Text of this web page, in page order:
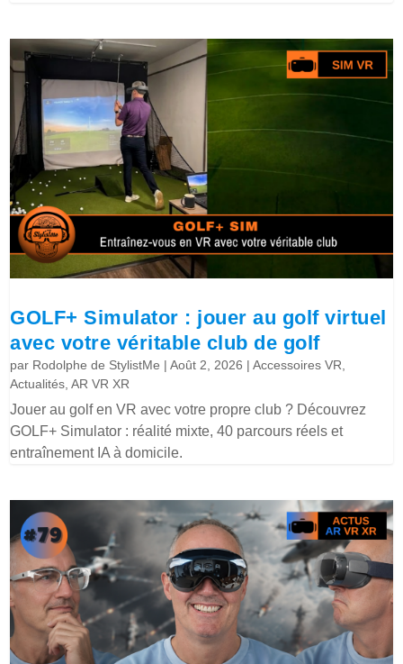
GOLF+ Simulator : jouer au golf virtuel
avec votre véritable club de golf
par Rodolphe de StylistMe |Août 2, 2026 |Accessoires VR
Actualités ,AR VR XR
Jouer au golf en VR avec votre propre club ? Découvrez
GOLF+ Simulator : réalité mixte, 40 parcours réels et
entraînement IA à domicile.